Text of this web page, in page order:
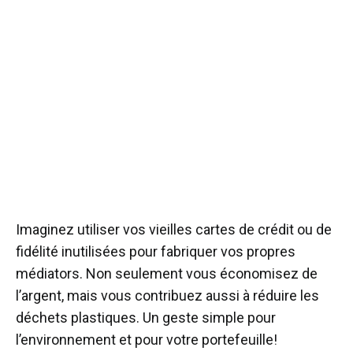
Imaginez utiliser vos vieilles cartes de crédit ou de
fidélité inutilisées pour fabriquer vos propres
médiators. Non seulement vous économisez de
l’argent, mais vous contribuez aussi à réduire les
déchets plastiques. Un geste simple pour
l’environnement et pour votre portefeuille!